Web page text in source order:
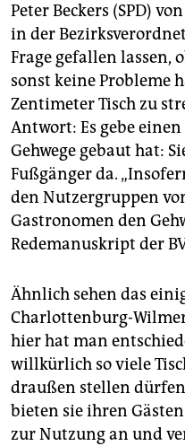
Peter Beckers (SPD)
in der
Frage gefallen lassen,
sonst keine Probleme
Zentimeter Tisch zu
Antwort: Es gebe
Gehwege gebaut hat:
Fußgänger da.
den Nutzergruppen
Gastronomen den
Redemanuskript der
Ähnlich sehen das
Charlottenburg-
hier hat man
willkürlich so viele
draußen stellen
bieten sie ihren
zur Nutzung an und